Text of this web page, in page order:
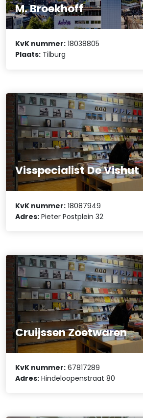
M. Broekhoff
KvK nummer: 18038805
Plaats: Tilburg
Visspecialist De Vishut
KvK nummer: 18087949
Adres: Pieter Postplein 32
Cruijssen Zoetwaren
KvK nummer: 67817289
Adres: Hindeloopenstraat 80